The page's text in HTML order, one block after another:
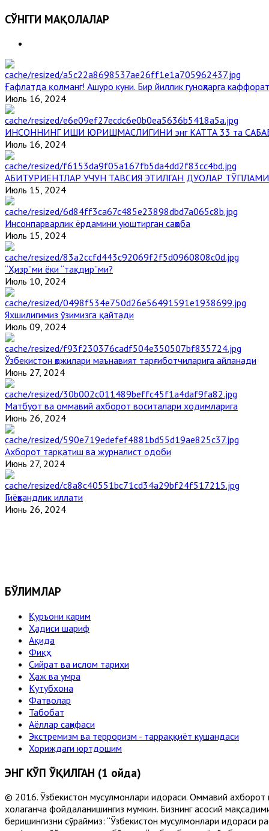
СЎНГГИ МАҚОЛАЛАР
Ғафлатда қолманг! Ашуро куни. Бир йиллик гуноҳларга
Июль 16, 2024
ИНСОННИНГ ИШИ ЮРИШМАСЛИГИНИ энг КАТТА 33 та
Июль 16, 2024
АБИТУРИЕНТЛАР УЧУН ТАВСИЯ ЭТИЛГАН ДУОЛАР ТЎПЛАМИ
Июль 15, 2024
Инсонпарварлик ёрдамини уюштирган саҳоба
Июль 15, 2024
“Ҳизр”ми ёки “тақдир”ми?
Июль 10, 2024
Яхшилигимиз ўзимизга қайтади
Июль 09, 2024
Ўзбекистон ҳожилари маънавият тарғиботчиларига айланади
Июнь 27, 2024
Матбуот ва оммавий ахборот воситалари ходимларига
Июнь 26, 2024
Ахборот тарқатиш ва журналист одоби
Июнь 27, 2024
Гиёҳвандлик иллати
Июнь 26, 2024
БЎЛИМЛАР
Қуръони карим
Ҳадиси шариф
Ақида
Фиқҳ
Сийрат ва ислом тарихи
Ҳаж ва умра
Кутубхона
Фатволар
Табобат
Аёллар саҳифаси
Экстремизм ва терроризм - тарраққиёт кушандаси
Хориждаги юртдошим
ЭНГ КЎП ЎҚИЛГАН (1 ойда)
© 2016. Ўзбекистон мусулмонлари идораси. Оммавий ахборот
хоҳлаганча фойдаланишингиз мумкин. Бизнинг асосий
беришингизни сўраймиз: “Ўзбекистон мусулмонлари идораси